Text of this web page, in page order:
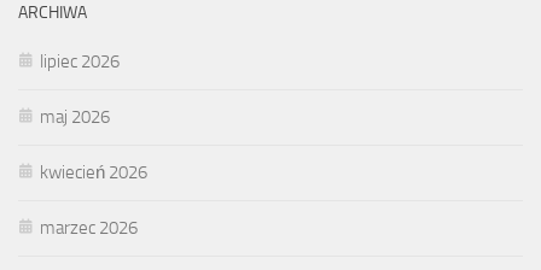
ARCHIWA
lipiec 2026
maj 2026
kwiecień 2026
marzec 2026